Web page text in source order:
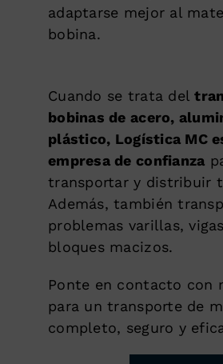
adaptarse mejor al
bobina.
Cuando se trata del
bobinas de acero,
plástico, Logística MC
empresa de confianza
transportar y distribuir
Además, también
problemas varillas,
bloques macizos.
Ponte en contacto con
para un transporte de
completo, seguro y